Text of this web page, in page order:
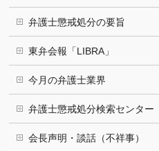
弁護士懲戒処分の要旨
東弁会報「LIBRA」
今月の弁護士業界
弁護士懲戒処分検索センター
会長声明・談話（不祥事）